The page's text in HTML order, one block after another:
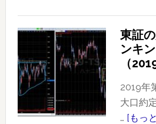
件
数
ラ
グ
の
大
約
定
東証
ンキ
（
2019年
大口約
… [もっ